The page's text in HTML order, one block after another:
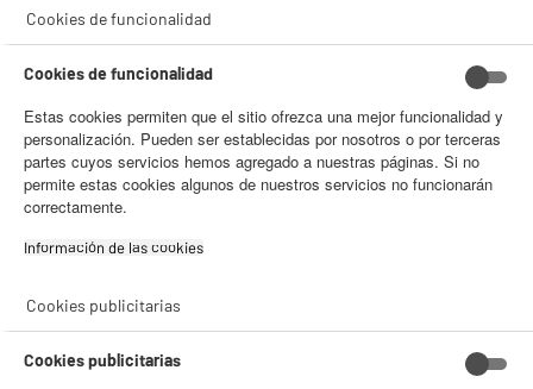
ROBOTS ASPIRADORES
Cookies de funcionalidad
Cookies de funcionalidad
Estas cookies permiten que el sitio ofrezca una mejor funcionalidad y
personalización. Pueden ser establecidas por nosotros o por terceras
partes cuyos servicios hemos agregado a nuestras páginas. Si no
permite estas cookies algunos de nuestros servicios no funcionarán
correctamente.
Información de las cookies‎
Cookies publicitarias
Cookies publicitarias